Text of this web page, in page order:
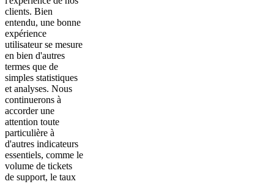
clients. Bien
entendu, une bonne
expérience
utilisateur se mesure
en bien d'autres
termes que de
simples statistiques
et analyses. Nous
continuerons à
accorder une
attention toute
particulière à
d'autres indicateurs
essentiels, comme le
volume de tickets
de support, le taux